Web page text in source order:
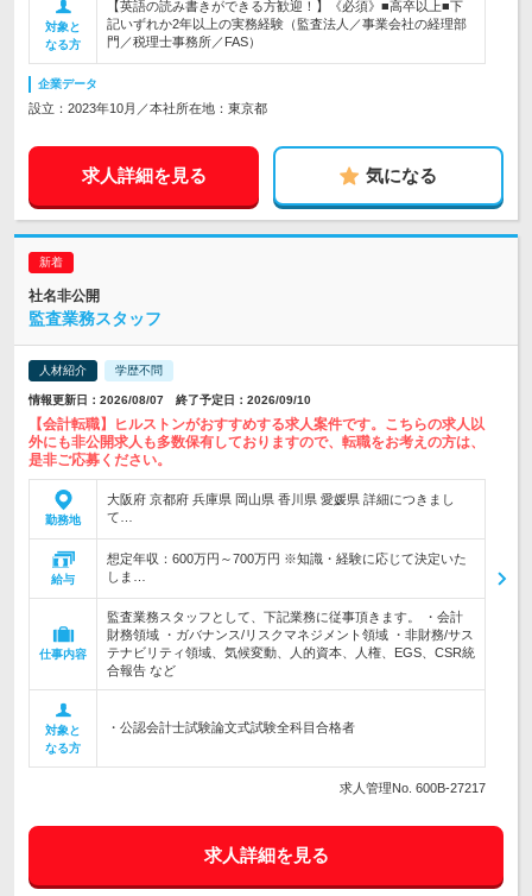
対象と
なる方
【英語の読み書きができる方歓迎！】《必須》■高卒以上■下
記いずれか2年以上の実務経験（監査法人／事業会社の経理部
門／税理士事務所／FAS）
企業データ
設立：2023年10月／本社所在地：東京都
求人詳細を見る 気になる
社名非公開
監査業務スタッフ
人材紹介 学歴不問
情報更新日：2026/08/07 終了予定日：2026/09/10
【会計転職】ヒルストンがおすすめする求人案件です。こちらの求人以
外にも非公開求人も多数保有しておりますので、転職をお考えの方は、
是非ご応募ください。
勤務地
大阪府 京都府 兵庫県 岡山県 香川県 愛媛県 詳細につきまし
て…
給与
想定年収：600万円～700万円 ※知識・経験に応じて決定いた
しま…
仕事内容
監査業務スタッフとして、下記業務に従事頂きます。 ・会計
財務領域 ・ガバナンス/リスクマネジメント領域 ・非財務/サス
テナビリティ領域、気候変動、人的資本、人権、EGS、CSR統
合報告 など
対象と
なる方
・公認会計士試験論文式試験全科目合格者
求人管理No. 600B-27217
求人詳細を見る